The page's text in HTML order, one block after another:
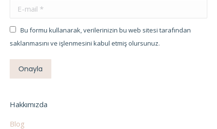
E-mail *
Bu formu kullanarak, verilerinizin bu web sitesi tarafından
saklanmasını ve işlenmesini kabul etmiş olursunuz.
Onayla
Hakkımızda
Blog